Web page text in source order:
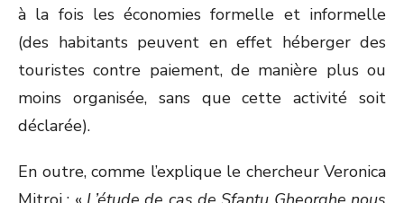
à la fois les économies formelle et informelle
(des habitants peuvent en effet héberger des
touristes contre paiement, de manière plus ou
moins organisée, sans que cette activité soit
déclarée).
En outre, comme l’explique le chercheur Veronica